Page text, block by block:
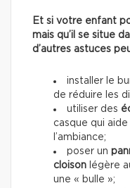
Et si votre enfant
mais qu’il se situe
d’autres astuces
installer le
de réduire les
utiliser des
casque qui
l’ambiance;
poser un
cloison légère
une « bulle »;